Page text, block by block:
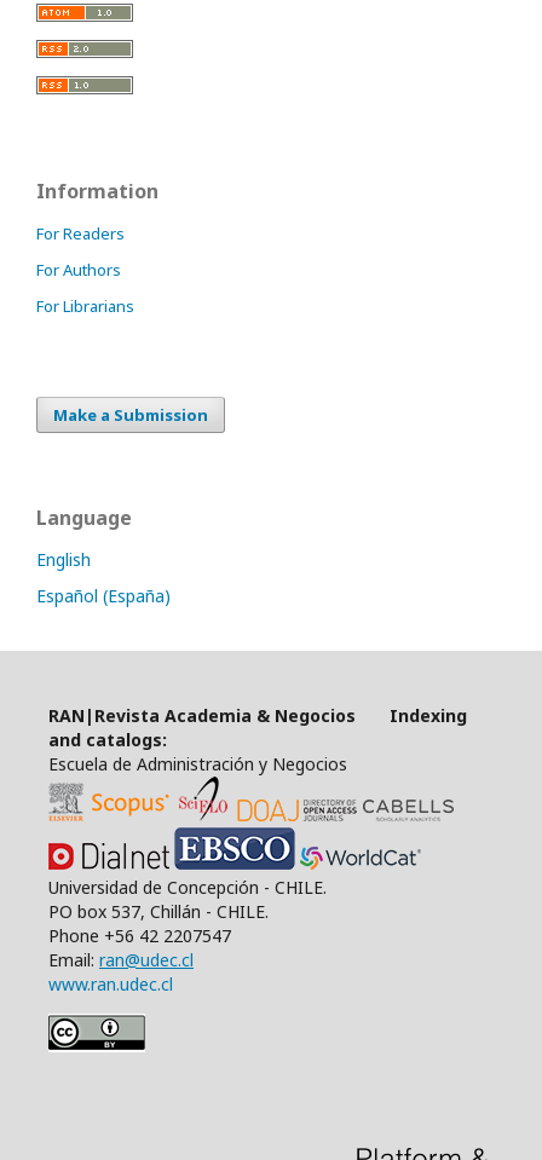
Information
For Readers
For Authors
For Librarians
Make a Submission
Language
English
Español (España)
RAN|Revista Academia & Negocios Indexing
and catalogs:
Escuela de Administración y Negocios
Universidad de Concepción - CHILE.
PO box 537, Chillán - CHILE.
Phone +56 42 2207547
Email: ran@udec.cl
www.ran.udec.cl